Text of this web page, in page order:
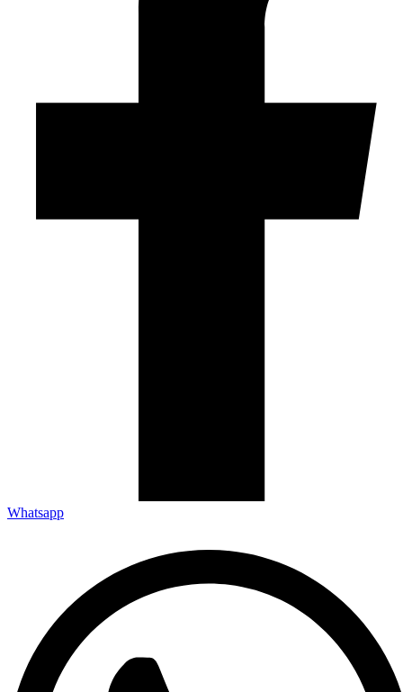
Whatsapp